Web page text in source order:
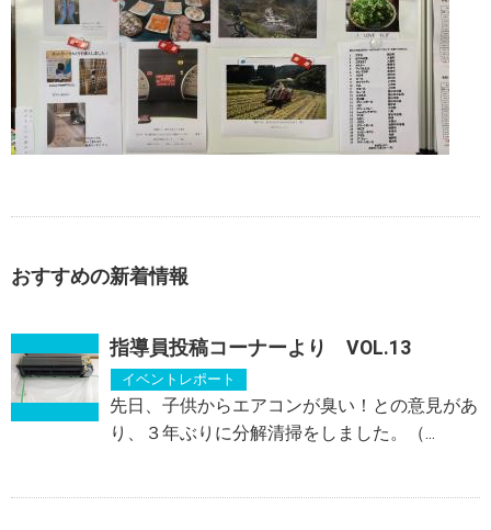
おすすめの新着情報
指導員投稿コーナーより VOL.13
イベントレポート
先日、子供からエアコンが臭い！との意見があ
り、３年ぶりに分解清掃をしました。（...